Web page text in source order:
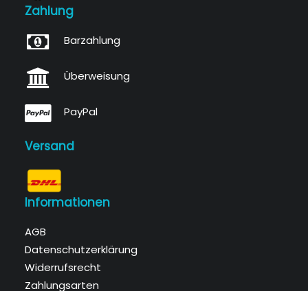
Zahlung
Barzahlung
Überweisung
PayPal
Versand
Informationen
AGB
Datenschutzerklärung
Widerrufsrecht
Zahlungsarten